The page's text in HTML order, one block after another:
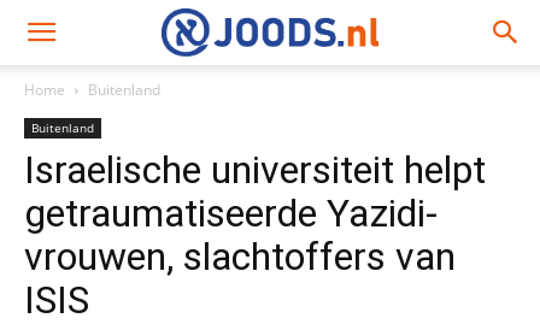
Home Buitenland
Buitenland
Israelische universiteit helpt
getraumatiseerde Yazidi-
vrouwen, slachtoffers van
ISIS